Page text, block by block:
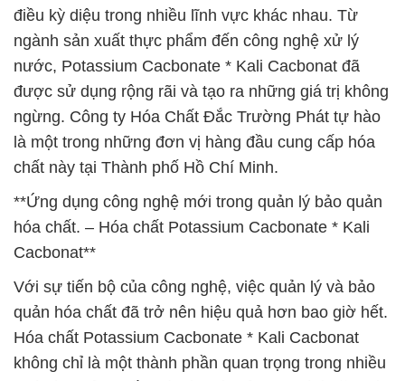
điều kỳ diệu trong nhiều lĩnh vực khác nhau. Từ
ngành sản xuất thực phẩm đến công nghệ xử lý
nước, Potassium Cacbonate * Kali Cacbonat đã
được sử dụng rộng rãi và tạo ra những giá trị không
ngừng. Công ty Hóa Chất Đắc Trường Phát tự hào
là một trong những đơn vị hàng đầu cung cấp hóa
chất này tại Thành phố Hồ Chí Minh.
**Ứng dụng công nghệ mới trong quản lý bảo quản
hóa chất. – Hóa chất Potassium Cacbonate * Kali
Cacbonat**
Với sự tiến bộ của công nghệ, việc quản lý và bảo
quản hóa chất đã trở nên hiệu quả hơn bao giờ hết.
Hóa chất Potassium Cacbonate * Kali Cacbonat
không chỉ là một thành phần quan trọng trong nhiều